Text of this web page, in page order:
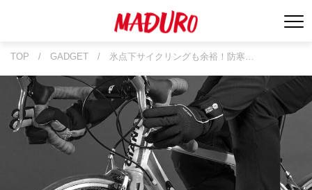
TOP / GADGET / 氷点下サイクリングも余裕！防寒…